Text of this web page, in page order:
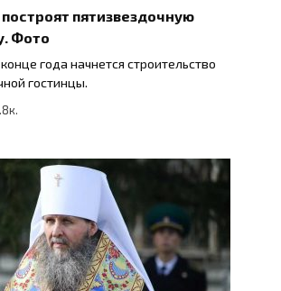
пятизвездочную
Фото
года начнется строительство
гостинцы.